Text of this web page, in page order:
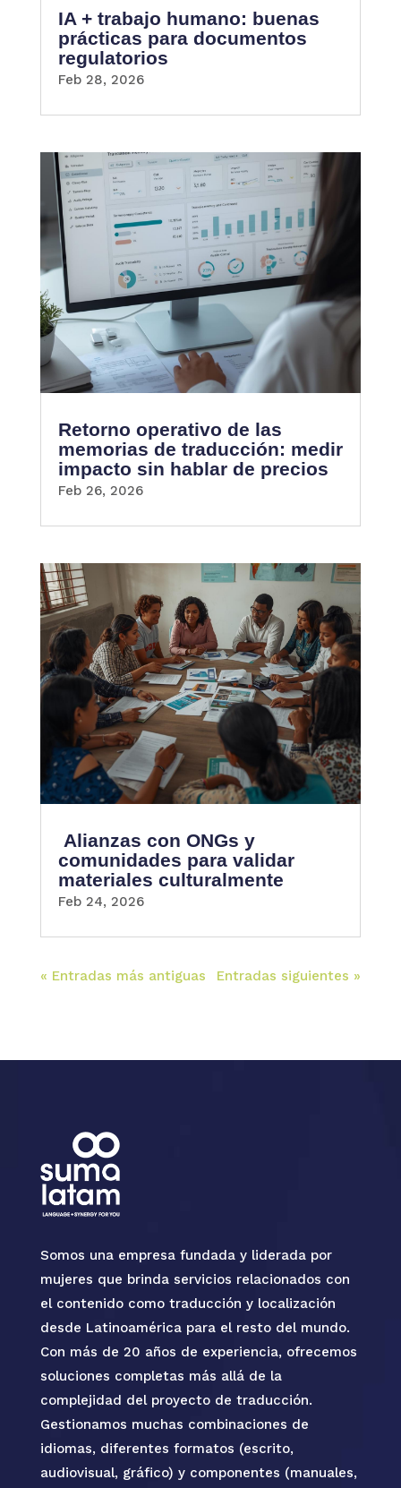
IA + trabajo humano: buenas
prácticas para documentos
regulatorios
Feb 28, 2026
Retorno operativo de las
memorias de traducción: medir
impacto sin hablar de precios
Feb 26, 2026
Alianzas con ONGs y
comunidades para validar
materiales culturalmente
Feb 24, 2026
« Entradas más antiguas Entradas siguientes »
Somos una empresa fundada y liderada por
mujeres que brinda servicios relacionados con
el contenido como traducción y localización
desde Latinoamérica para el resto del mundo.
Con más de 20 años de experiencia, ofrecemos
soluciones completas más allá de la
complejidad del proyecto de traducción.
Gestionamos muchas combinaciones de
idiomas, diferentes formatos (escrito,
audiovisual, gráfico) y componentes (manuales,